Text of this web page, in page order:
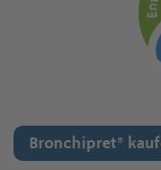
Bronchipret®